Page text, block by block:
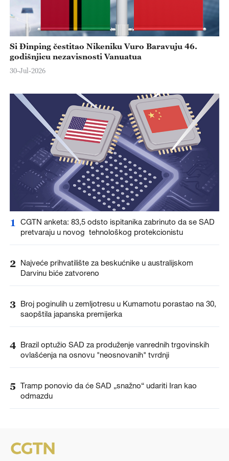
Si Đinping čestitao Nikeniku Vuro Baravuju 46.
godišnjicu nezavisnosti Vanuatua
30-Jul-2026
1
CGTN anketa: 83,5 odsto ispitanika zabrinuto da se SAD
pretvaraju u novog tehnološkog protekcionistu
2 Najveće prihvatilište za beskućnike u australijskom
Darvinu biće zatvoreno
3 Broj poginulih u zemljotresu u Kumamotu porastao na 30,
saopštila japanska premijerka
4 Brazil optužio SAD za produženje vanrednih trgovinskih
ovlašćenja na osnovu "neosnovanih" tvrdnji
5 Tramp ponovio da će SAD „snažno“ udariti Iran kao
odmazdu